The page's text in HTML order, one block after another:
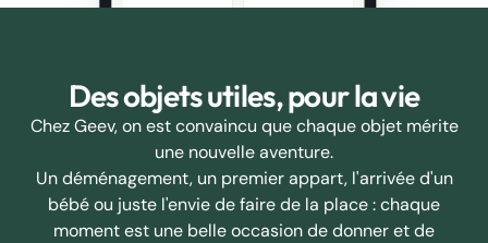
Des objets utiles, pour la vie
Chez Geev, on est convaincu que chaque objet mérite
une nouvelle aventure.
Un déménagement, un premier appart, l'arrivée d'un
bébé ou juste l'envie de faire de la place : chaque
moment est une belle occasion de donner et de